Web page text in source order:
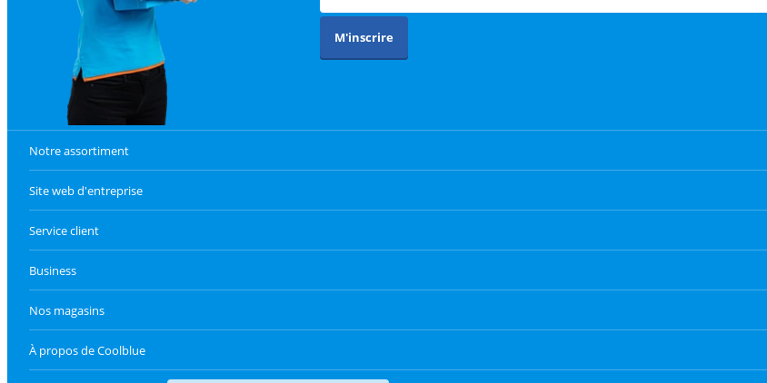
M'inscrire
Notre assortiment
Site web d'entreprise
Service client
Business
Nos magasins
À propos de Coolblue